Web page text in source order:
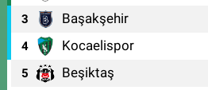
3 Başakşehir
4 Kocaelispor
5 Beşiktaş